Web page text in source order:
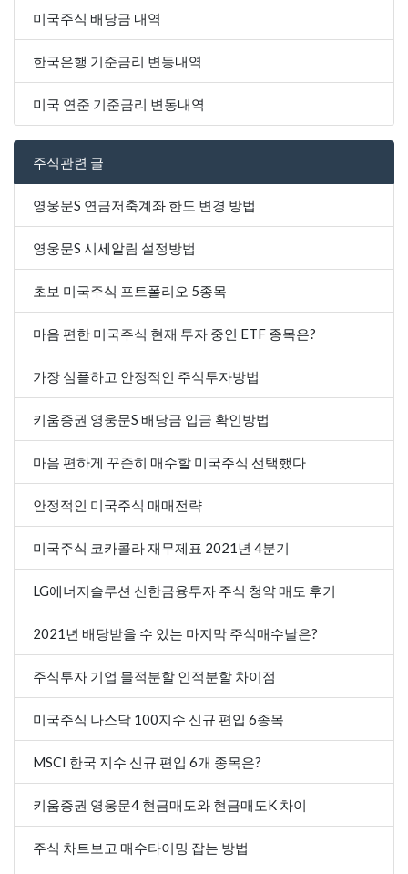
미국주식 배당금 내역
한국은행 기준금리 변동내역
미국 연준 기준금리 변동내역
주식관련 글
영웅문S 연금저축계좌 한도 변경 방법
영웅문S 시세알림 설정방법
초보 미국주식 포트폴리오 5종목
마음 편한 미국주식 현재 투자 중인 ETF 종목은?
가장 심플하고 안정적인 주식투자방법
키움증권 영웅문S 배당금 입금 확인방법
마음 편하게 꾸준히 매수할 미국주식 선택했다
안정적인 미국주식 매매전략
미국주식 코카콜라 재무제표 2021년 4분기
LG에너지솔루션 신한금융투자 주식 청약 매도 후기
2021년 배당받을 수 있는 마지막 주식매수날은?
주식투자 기업 물적분할 인적분할 차이점
미국주식 나스닥 100지수 신규 편입 6종목
MSCI 한국 지수 신규 편입 6개 종목은?
키움증권 영웅문4 현금매도와 현금매도K 차이
주식 차트보고 매수타이밍 잡는 방법